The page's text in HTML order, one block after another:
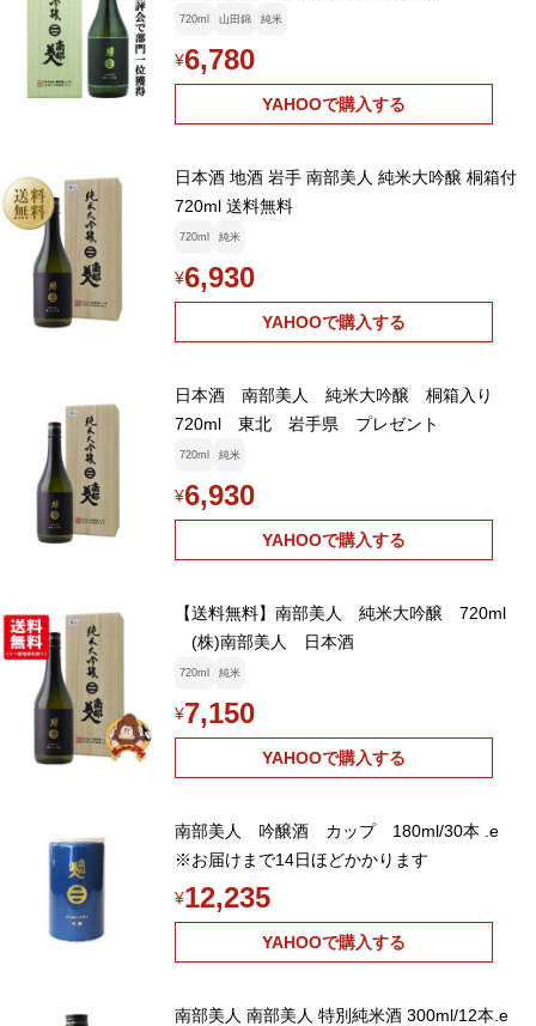
720ml 山田錦 純米
¥6,780
YAHOOで購入する
日本酒 地酒 岩手 南部美人 純米大吟醸 桐箱付
720ml 送料無料
720ml 純米
¥6,930
YAHOOで購入する
日本酒 南部美人 純米大吟醸 桐箱入り
720ml 東北 岩手県 プレゼント
720ml 純米
¥6,930
YAHOOで購入する
【送料無料】南部美人 純米大吟醸 720ml
(株)南部美人 日本酒
720ml 純米
¥7,150
YAHOOで購入する
南部美人 吟醸酒 カップ 180ml/30本 .e
※お届けまで14日ほどかかります
¥12,235
YAHOOで購入する
南部美人 南部美人 特別純米酒 300ml/12本.e